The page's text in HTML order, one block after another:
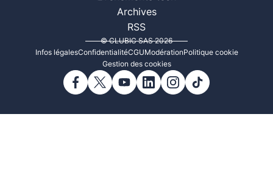
Archives
RSS
© CLUBIC SAS 2026
Infos légalesConfidentialitéCGUModérationPolitique cookie
Gestion des cookies